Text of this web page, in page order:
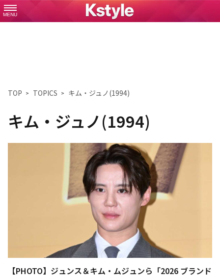
MENU
TOP TOPICS キム・ジュノ(1994)
キム・ジュノ(1994)
【PHOTO】ジュンス＆キム・ムジュンら「2026 ブランド